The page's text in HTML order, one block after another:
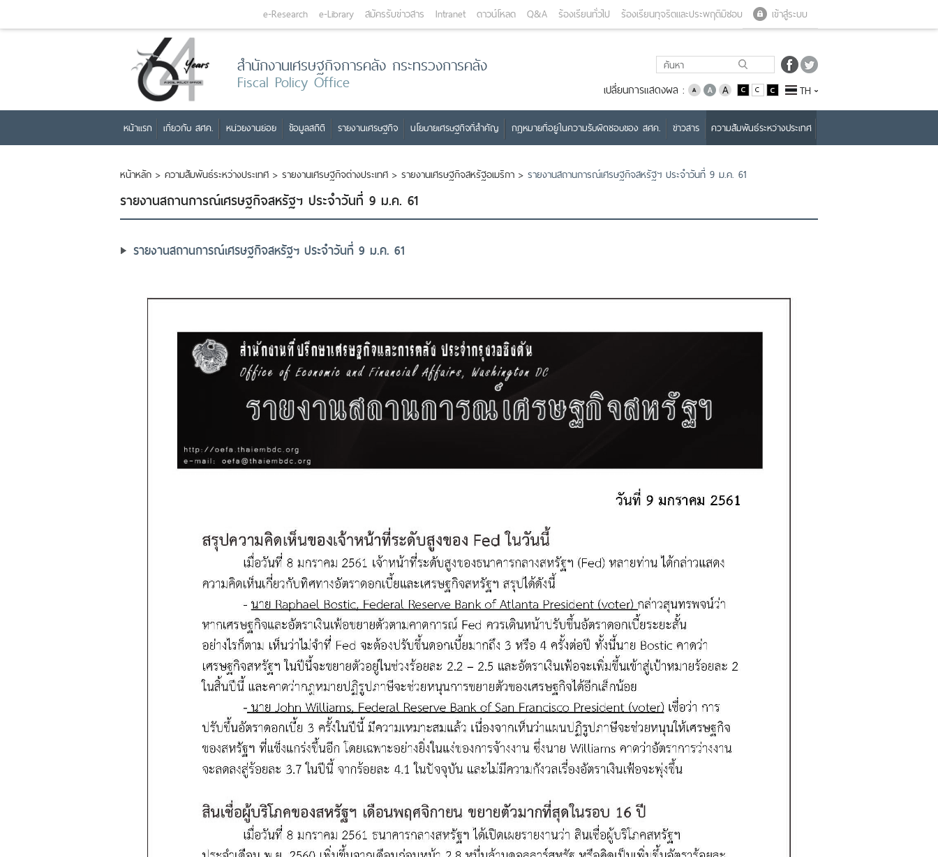
เข้าสู่ระบบ
e-Research e-Library สมัครรับข่าวสาร Intranet ดาวน์โหลด Q&A ร้องเรียนทั่วไป ร้องเรียนทุจริตและประพฤติมิชอบ
สำนักงานเศรษฐกิจการคลัง กระทรวงการคลัง
Fiscal Policy Office เปลี่ยนการแสดงผล : TH
หน้าแรก เกี่ยวกับ สศค. หน่วยงานย่อย ข้อมูลสถิติ รายงานเศรษฐกิจ นโยบายเศรษฐกิจที่สำคัญ กฎหมายที่อยู่ในความรับผิดชอบของ สศค. ข่าวสาร ความสัมพันธ์ระหว่างประเทศ
หน้าหลัก > ความสัมพันธ์ระหว่างประเทศ > รายงานเศรษฐกิจต่างประเทศ > รายงานเศรษฐกิจสหรัฐอเมริกา > รายงานสถานการณ์เศรษฐกิจสหรัฐฯ ประจำวันที่ 9 ม.ค. 61
รายงานสถานการณ์เศรษฐกิจสหรัฐฯ ประจำวันที่ 9 ม.ค. 61
รายงานสถานการณ์เศรษฐกิจสหรัฐฯ ประจำวันที่ 9 ม.ค. 61